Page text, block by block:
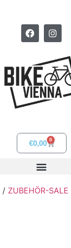
€0,00 0
/ ZUBEHÖR-SALE